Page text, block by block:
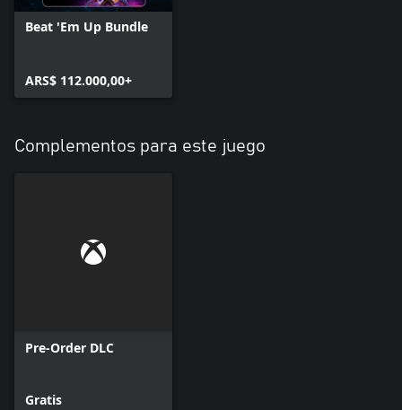
Beat 'Em Up Bundle
ARS$ 112.000,00+
Complementos para este juego
Pre-Order DLC
Gratis